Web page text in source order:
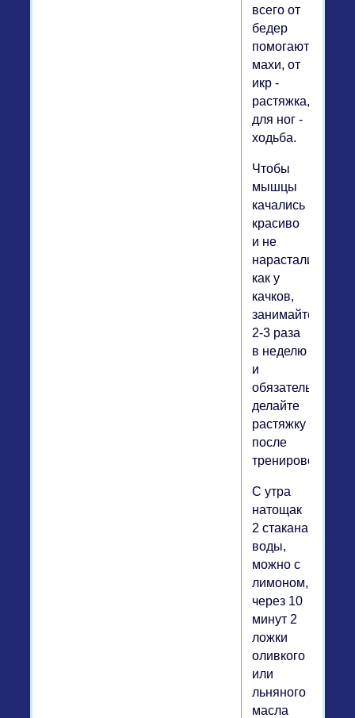
всего от
бедер
помогают
махи, от
икр -
растяжка,
для ног -
ходьба.
Чтобы
мышцы
качались
красиво
и не
нарастали,
как у
качков,
занимайтесь
2-3 раза
в неделю
и
обязательно
делайте
растяжку
после
тренировок.
С утра
натощак
2 стакана
воды,
можно с
лимоном,
через 10
минут 2
ложки
оливкого
или
льняного
масла